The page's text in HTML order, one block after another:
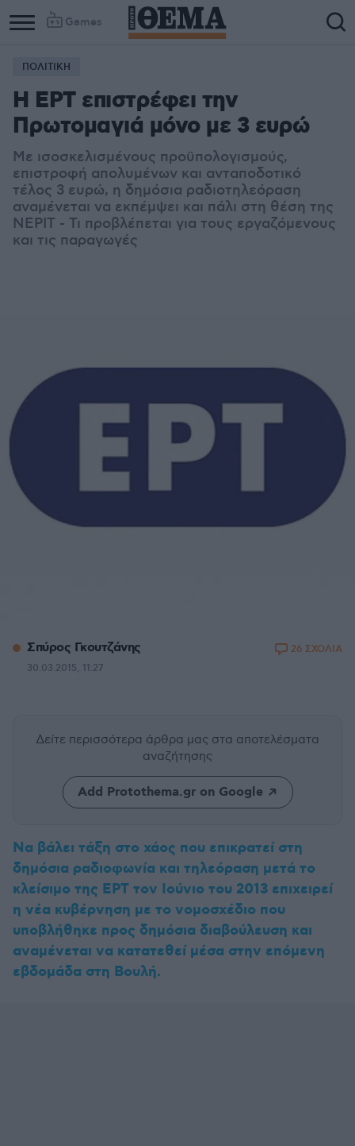
Games
ΠΟΛΙΤΙΚΗ
Η ΕΡΤ επιστρέφει την
Πρωτομαγιά μόνο με 3 ευρώ
Με ισοσκελισμένους προϋπολογισμούς,
επιστροφή απολυμένων και ανταποδοτικό
τέλος 3 ευρώ, η δημόσια ραδιοτηλεόραση
αναμένεται να εκπέμψει και πάλι στη θέση της
ΝΕΡΙΤ - Τι προβλέπεται για τους εργαζόμενους
και τις παραγωγές
Σπύρος Γκουτζάνης
30.03.2015, 11:27
26 ΣΧΟΛΙΑ
Δείτε περισσότερα άρθρα μας στα αποτελέσματα
αναζήτησης
Add Protothema.gr on Google
Να βάλει τάξη στο χάος που επικρατεί στη
δημόσια ραδιοφωνία και τηλεόραση μετά το
κλείσιμο της ΕΡΤ τον Ιούνιο του 2013 επιχειρεί
η νέα κυβέρνηση με το νομοσχέδιο που
υποβλήθηκε προς δημόσια διαβούλευση και
αναμένεται να κατατεθεί μέσα στην επόμενη
εβδομάδα στη Βουλή.